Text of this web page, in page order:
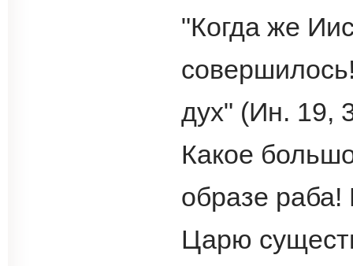
"Когда же
дух" (Ин. 19,
Какое
образе
Царю